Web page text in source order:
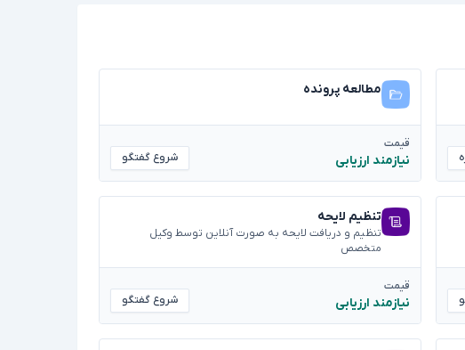
مطالعه پرونده
قیمت
نیازمند ارزیابی شروع گفتگو
تنظیم لایحه
تنظیم و دریافت لایحه به صورت آنلاین توسط وکیل
متخصص
قیمت
نیازمند ارزیابی شروع گفتگو